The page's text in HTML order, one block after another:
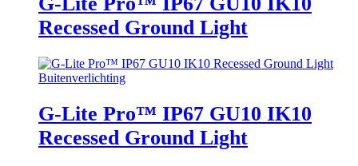
Recessed Ground Light
Buitenverlichting
G-Lite Pro™ IP67 GU10 IK10
Recessed Ground Light